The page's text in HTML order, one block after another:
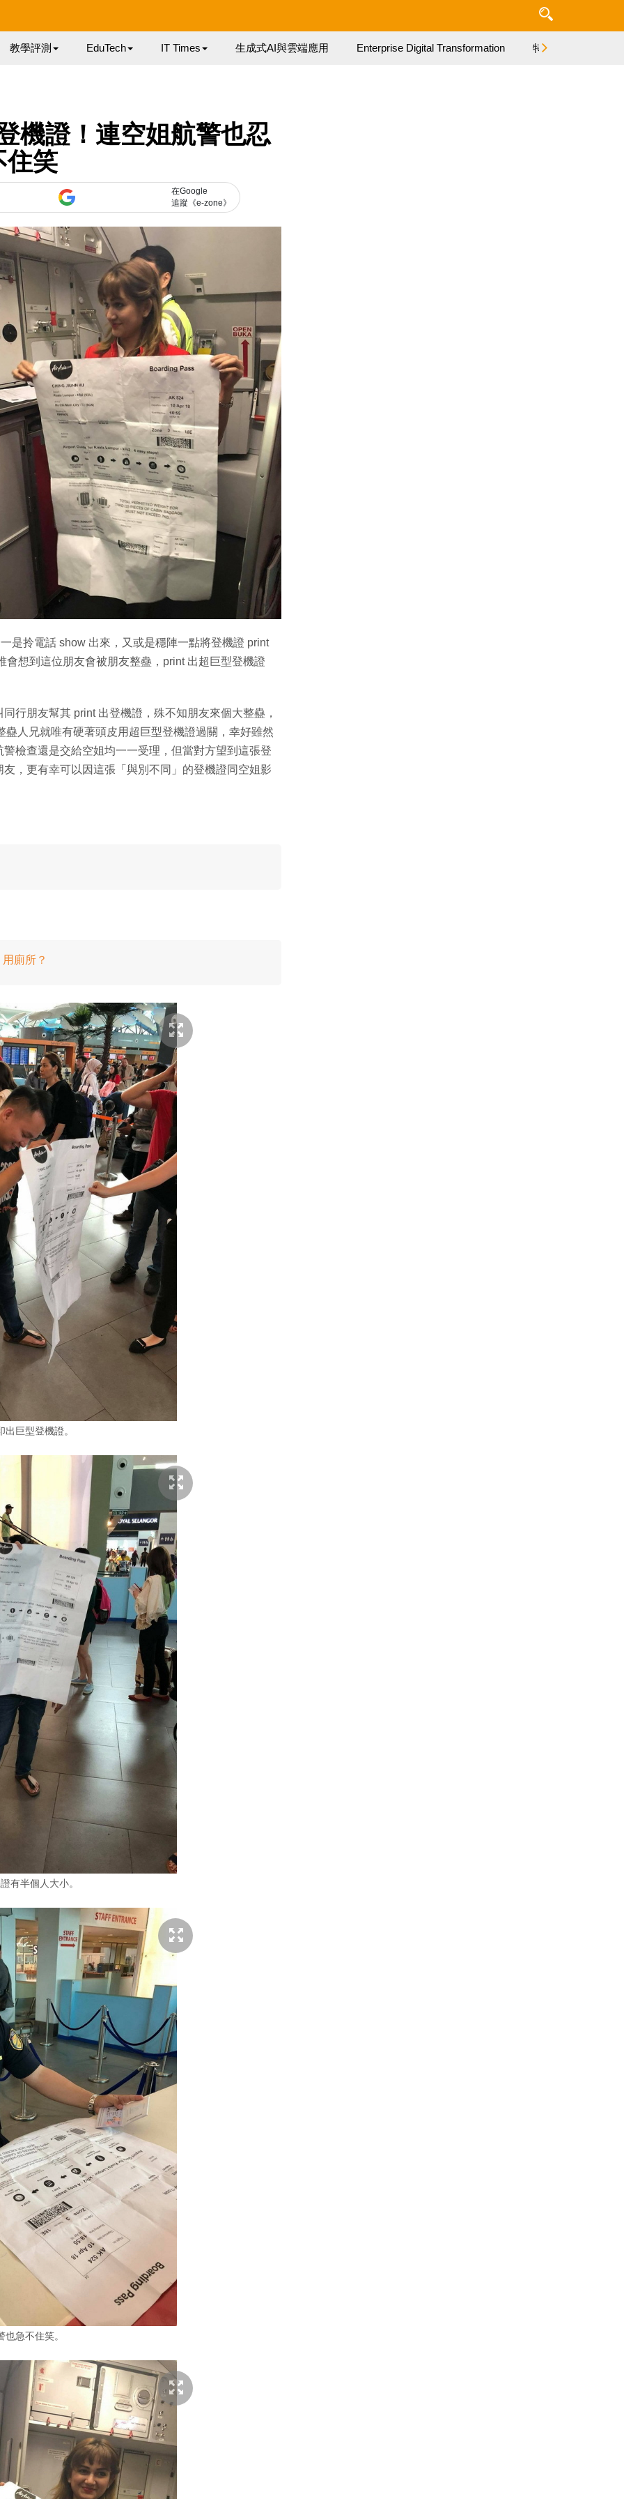
教學評測 EduTech IT Times 生成式AI與雲端應用 Enterprise Digital Transformation 特集
機證！連空姐航警也忍
住笑
在Google
追蹤《e-zone》
是拎電話 show 出來，又或是穩陣一點將登機證 print
想到這位朋友會被朋友整蠱，print 出超巨型登機證
行朋友幫其 print 出登機證，殊不知朋友來個大整蠱，
人兄就唯有硬著頭皮用超巨型登機證過關，幸好雖然
檢查還是交給空姐均一一受理，但當對方望到這張登
，更有幸可以因這張「與別不同」的登機證同空姐影
廁所？
出巨型登機證。
有半個人大小。
也急不住笑。